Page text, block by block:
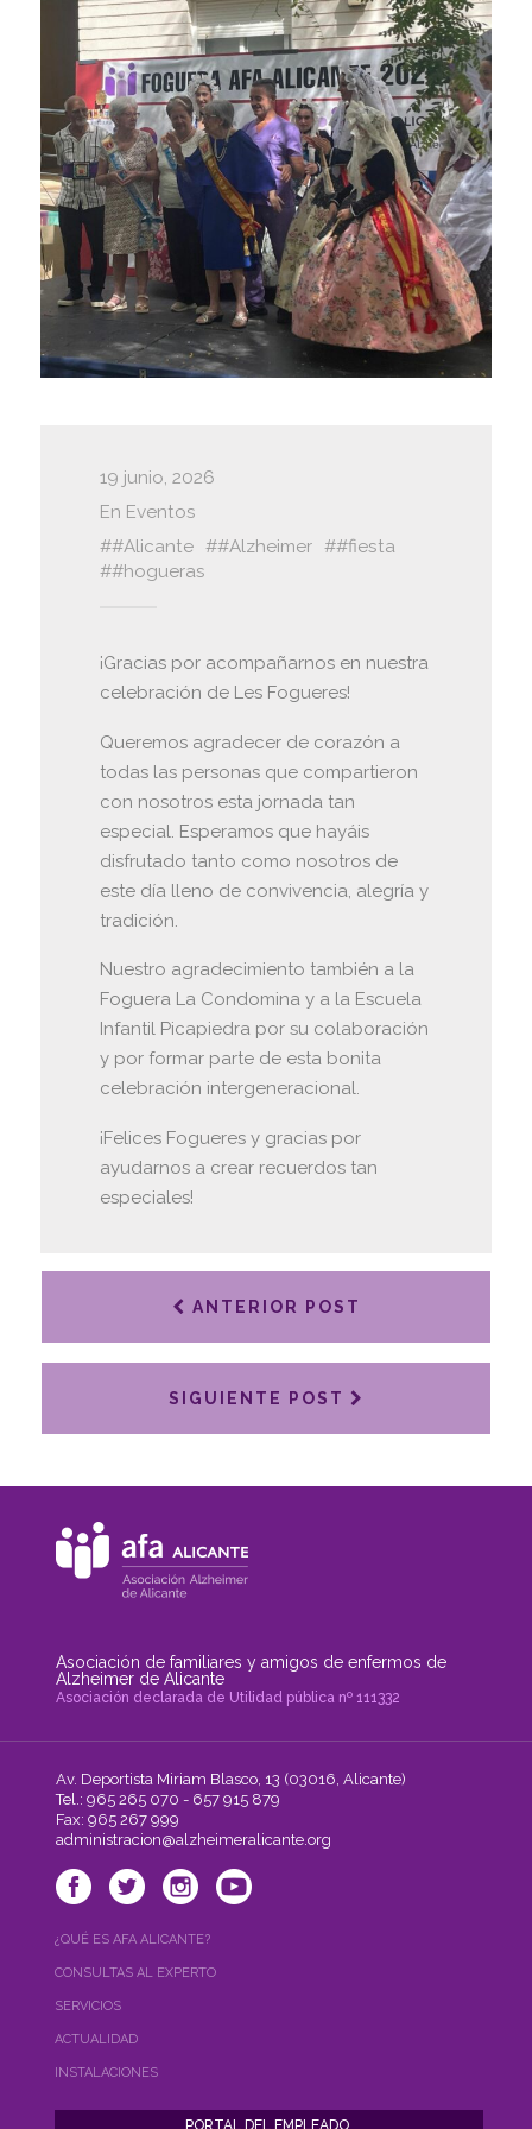
19 junio, 2026
En Eventos
#Alicante
#Alzheimer
#fiesta
#hogueras
¡Gracias por acompañarnos en nuestra
celebración de Les Fogueres!
Queremos agradecer de corazón a
todas las personas que compartieron
con nosotros esta jornada tan
especial. Esperamos que hayáis
disfrutado tanto como nosotros de
este día lleno de convivencia, alegría y
tradición.
Nuestro agradecimiento también a la
Foguera La Condomina y a la Escuela
Infantil Picapiedra por su colaboración
y por formar parte de esta bonita
celebración intergeneracional.
¡Felices Fogueres y gracias por
ayudarnos a crear recuerdos tan
especiales!
ANTERIOR POST
SIGUIENTE POST
Asociación de familiares y amigos de enfermos de
Alzheimer de Alicante
Asociación declarada de Utilidad pública nº 111332
Av. Deportista Miriam Blasco, 13 (03016, Alicante)
Tel.: 965 265 070 - 657 915 879
Fax: 965 267 999
administracion@alzheimeralicante.org
¿QUÉ ES AFA ALICANTE?
CONSULTAS AL EXPERTO
SERVICIOS
ACTUALIDAD
INSTALACIONES